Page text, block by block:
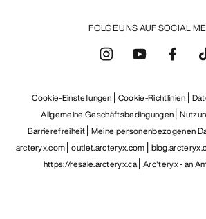
FOLGE UNS AUF SOCIAL
Cookie-Einstellungen Cookie-Richtlinien
Allgemeine Geschäftsbedingungen
Barrierefreiheit Meine personenbezogenen
arcteryx.com outlet.arcteryx.com
https://resale.arcteryx.ca Arc'teryx - an